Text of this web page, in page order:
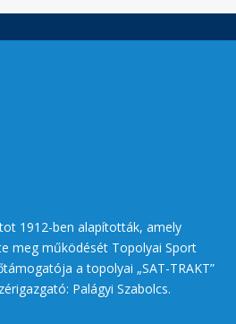
1912-ben alapították, amely
meg működését Topolyai Sport
a topolyai „SAT-TRAKT”
Palágyi Szabolcs.